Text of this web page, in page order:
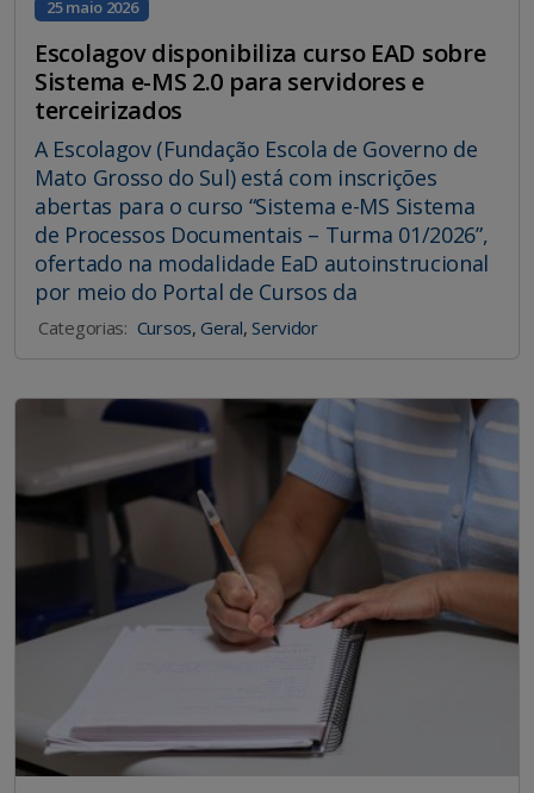
25 maio 2026
Escolagov disponibiliza curso EAD sobre
Sistema e-MS 2.0 para servidores e
terceirizados
A Escolagov (Fundação Escola de Governo de
Mato Grosso do Sul) está com inscrições
abertas para o curso “Sistema e-MS Sistema
de Processos Documentais – Turma 01/2026”,
ofertado na modalidade EaD autoinstrucional
por meio do Portal de Cursos da
Categorias: Cursos, Geral, Servidor